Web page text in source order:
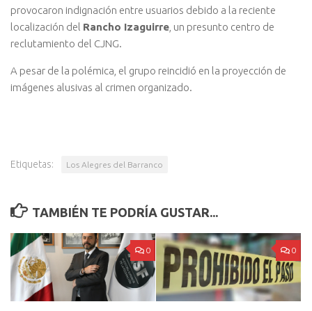
provocaron indignación entre usuarios debido a la reciente
localización del Rancho Izaguirre , un presunto centro de
reclutamiento del CJNG.
A pesar de la polémica, el grupo reincidió en la proyección de
imágenes alusivas al crimen organizado.
Etiquetas: Los Alegres del Barranco
TAMBIÉN TE PODRÍA GUSTAR...
0 0